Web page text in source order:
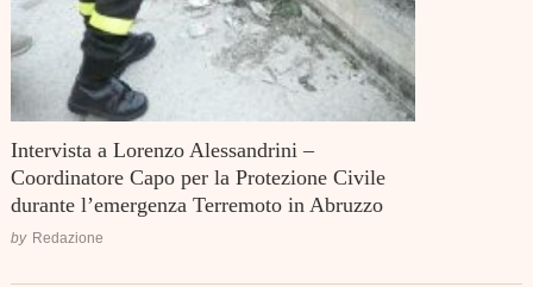
Intervista a Lorenzo Alessandrini –
Coordinatore Capo per la Protezione Civile
durante l’emergenza Terremoto in Abruzzo
by Redazione